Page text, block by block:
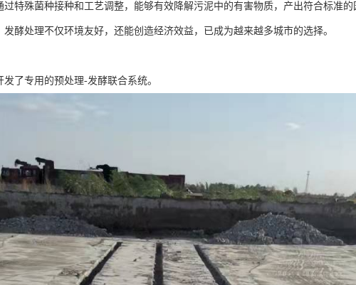
特殊菌种接种和工艺调整，能够有效降解污泥中的有害物质，产出符合标准的
酵处理不仅环境友好，还能创造经济效益，已成为越来越多城市的选择。
了专用的预处理-发酵联合系统。